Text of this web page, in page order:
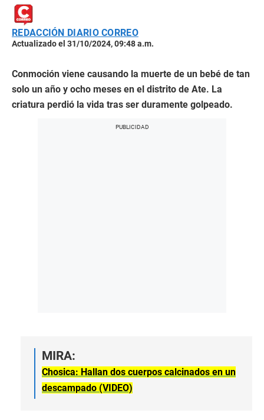
REDACCIÓN DIARIO CORREO
Actualizado el 31/10/2024, 09:48 a.m.
Conmoción viene causando la muerte de un bebé de tan
solo un año y ocho meses en el distrito de Ate. La
criatura perdió la vida tras ser duramente golpeado.
MIRA:
Chosica: Hallan dos cuerpos calcinados en un
descampado (VIDEO)